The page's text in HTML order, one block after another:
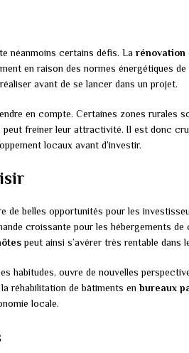
néanmoins certains défis. La rénovation
en raison des normes énergétiques
avant de se lancer dans un projet.
en compte. Certaines zones rurales
freiner leur attractivité. Il est donc
locaux avant d’investir.
de belles opportunités pour les
croissante pour les hébergements de
peut ainsi s’avérer très rentable dans
habitudes, ouvre de nouvelles
réhabilitation de bâtiments enbureaux
locale.